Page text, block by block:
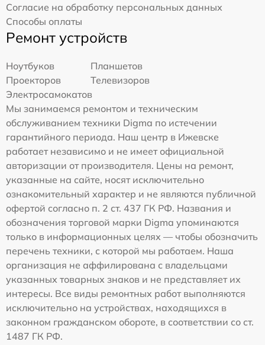
Согласие на обработку персональных данных
Способы оплаты
Ремонт устройств
Ноутбуков
Планшетов
Проекторов
Телевизоров
Электросамокатов
Мы занимаемся ремонтом и техническим
обслуживанием техники Digma по истечении
гарантийного периода. Наш центр в Ижевске
работает независимо и не имеет официальной
авторизации от производителя. Цены на ремонт,
указанные на сайте, носят исключительно
ознакомительный характер и не являются публичной
офертой согласно п. 2 ст. 437 ГК РФ. Названия и
обозначения торговой марки Digma упоминаются
только в информационных целях — чтобы обозначить
перечень техники, с которой мы работаем. Наша
организация не аффилирована с владельцами
указанных товарных знаков и не представляет их
интересы. Все виды ремонтных работ выполняются
исключительно на устройствах, находящихся в
законном гражданском обороте, в соответствии со ст.
1487 ГК РФ.